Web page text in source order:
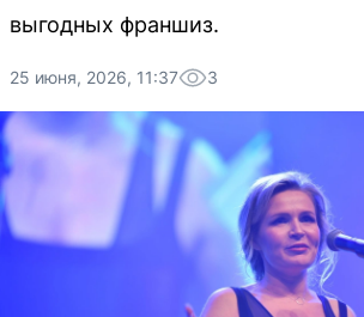
выгодных франшиз.
25 июня, 2026, 11:37 3